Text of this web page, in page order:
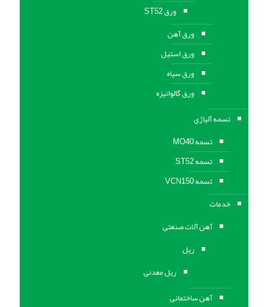
ورق ST52
ورق آهن
ورق استیل
ورق سیاه
ورق گالوانیزه
تسمه آلیاژی
تسمه MO40
تسمه ST52
تسمه VCN150
خدمات
آهن آلات صنعتی
ریل
ریل معدنی
آهن ساختمانی